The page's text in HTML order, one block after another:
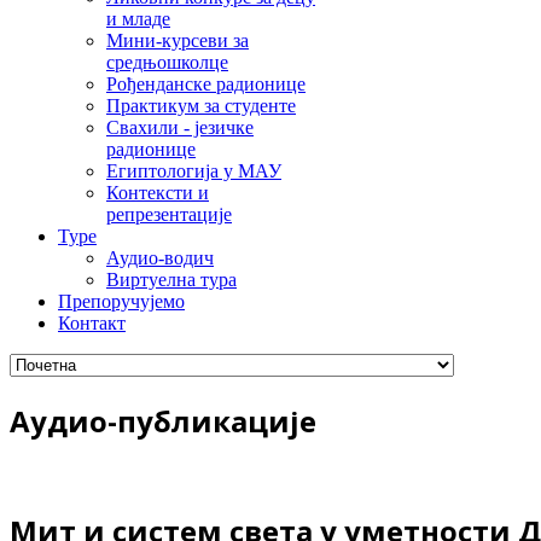
и младе
Мини-курсеви за
средњошколце
Рођенданске радионице
Практикум за студенте
Свахили - језичке
радионице
Египтологија у МАУ
Контексти и
репрезентације
Туре
Аудио-водич
Виртуелна тура
Препоручујемо
Контакт
Аудио-публикације
Мит и систем света у уметности